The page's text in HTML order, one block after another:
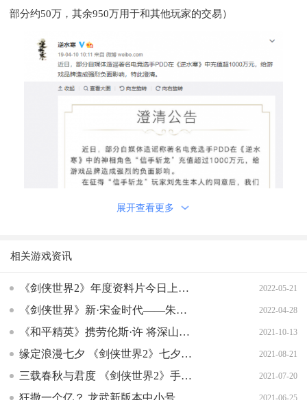
部分约50万，其余950万用于和其他玩家的交易）
二来，《逆水寒》手游是一款由400多人耗资六七个亿开发
今天小寒就好好和大家说道说道，逆水寒手游凭什么敢说自
己不氪金。
首先，不氪金并不等于不赚钱。
《逆水寒》手游肯定是希望赚钱的。毕竟，不赚钱的游戏是
无法保证长期运营更新的。
但《逆水寒》手游的目标和策略是：通过持续制作和更新大
展开查看更多
相关游戏资讯
《剑侠世界2》年度资料片今日上线！新门派五毒登场！ 2022-05-21
《剑侠世界》新·宋金时代——朱仙镇战场激情重燃 2022-04-28
《和平精英》携劳伦斯·许 将深山中的高定送上时装周秀场 2021-10-13
缘定浪漫七夕 《剑侠世界2》七夕经典活动返场 2021-08-21
三载春秋与君度 《剑侠世界2》手游喜迎3周年 2021-07-20
2021-06-25